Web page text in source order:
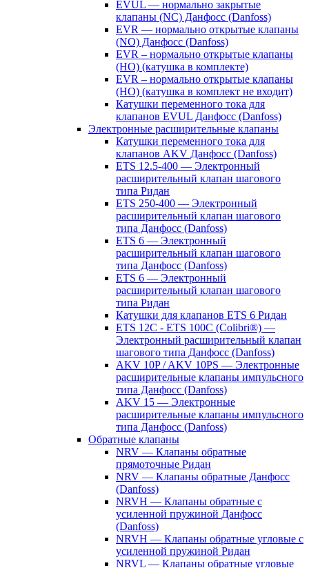
EVUL — нормально закрытые
клапаны (NC) Данфосс (Danfoss)
EVR — нормально открытые клапаны
(NO) Данфосс (Danfoss)
EVR – нормально открытые клапаны
(НО) (катушка в комплекте)
EVR – нормально открытые клапаны
(НО) (катушка в комплект не входит)
Катушки переменного тока для
клапанов EVUL Данфосс (Danfoss)
Электронные расширительные клапаны
Катушки переменного тока для
клапанов AKV Данфосс (Danfoss)
ETS 12.5-400 — Электронный
расширительный клапан шагового
типа Ридан
ETS 250-400 — Электронный
расширительный клапан шагового
типа Данфосс (Danfoss)
ETS 6 — Электронный
расширительный клапан шагового
типа Данфосс (Danfoss)
ETS 6 — Электронный
расширительный клапан шагового
типа Ридан
Катушки для клапанов ETS 6 Ридан
ETS 12C - ETS 100C (Colibri®) —
Электронный расширительный клапан
шагового типа Данфосс (Danfoss)
AKV 10P / AKV 10PS — Электронные
расширительные клапаны импульсного
типа Данфосс (Danfoss)
AKV 15 — Электронные
расширительные клапаны импульсного
типа Данфосс (Danfoss)
Обратные клапаны
NRV — Клапаны обратные
прямоточные Ридан
NRV — Клапаны обратные Данфосс
(Danfoss)
NRVH — Клапаны обратные с
усиленной пружиной Данфосс
(Danfoss)
NRVH — Клапаны обратные угловые с
усиленной пружиной Ридан
NRVL — Клапаны обратные угловые